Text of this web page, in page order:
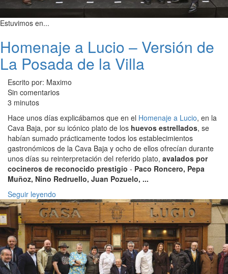
Estuvimos en...
Homenaje a Lucio – Versión de
La Posada de la Villa
Escrito por: Maximo
Sin comentarios
3 minutos
Hace unos días explicábamos que en el Homenaje a Lucio, en la
Cava Baja, por su icónico plato de los huevos estrellados, se
habían sumado prácticamente todos los establecimientos
gastronómicos de la Cava Baja y ocho de ellos ofrecían durante
unos días su reinterpretación del referido plato, avalados por
cocineros de reconocido prestigio - Paco Roncero, Pepa
Muñoz, Nino Redruello, Juan Pozuelo, ...
Seguir leyendo